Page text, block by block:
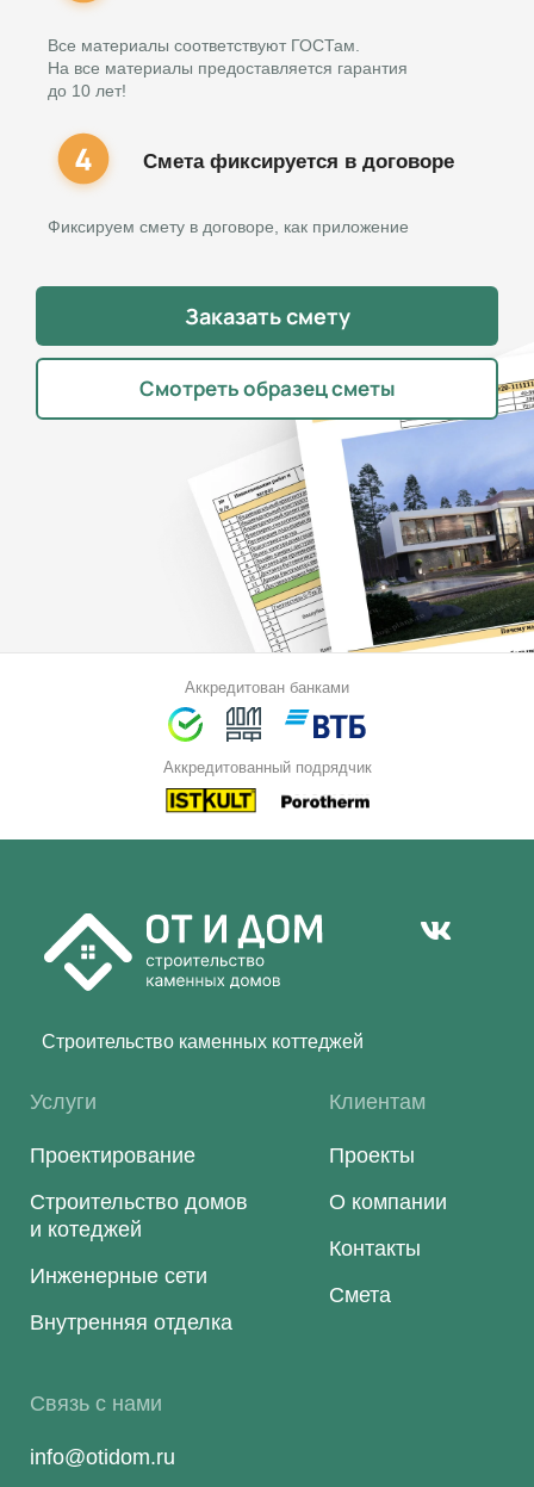
Все материалы соответствуют ГОСТам.
На все материалы предоставляется гарантия
до 10 лет!
Смета фиксируется в договоре
Фиксируем смету в договоре, как приложение
Заказать смету
Смотреть образец сметы
Аккредитован банками
Аккредитованный подрядчик
Строительство каменных коттеджей
Услуги
Проектирование
Строительство домов
и котеджей
Инженерные сети
Внутренняя отделка
Клиентам
Проекты
О компании
Контакты
Смета
Связь с нами
info@otidom.ru